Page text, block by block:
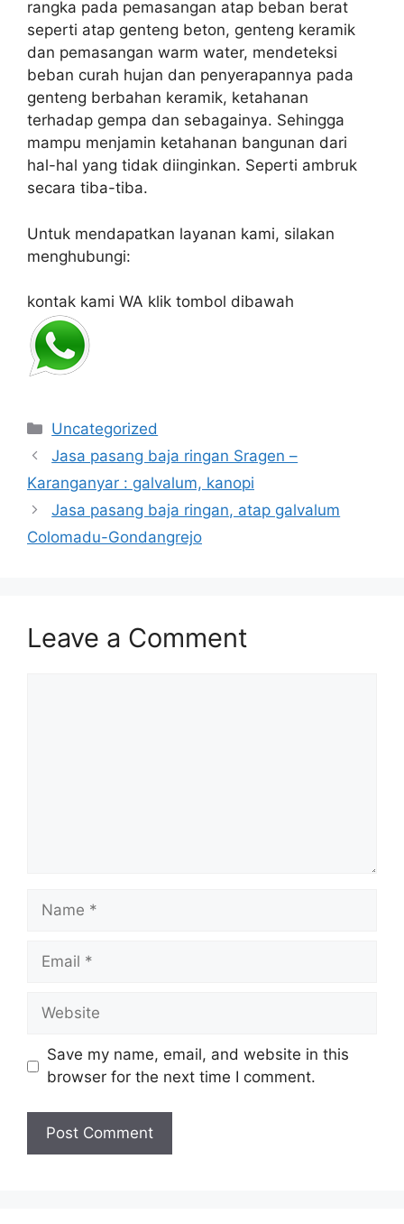
rangka pada pemasangan atap beban berat
seperti atap genteng beton, genteng keramik
dan pemasangan warm water, mendeteksi
beban curah hujan dan penyerapannya pada
genteng berbahan keramik, ketahanan
terhadap gempa dan sebagainya. Sehingga
mampu menjamin ketahanan bangunan dari
hal-hal yang tidak diinginkan. Seperti ambruk
secara tiba-tiba.
Untuk mendapatkan layanan kami, silakan
menghubungi:
kontak kami WA klik tombol dibawah
Categories
Uncategorized
Jasa pasang baja ringan Sragen –
Karanganyar : galvalum, kanopi
Jasa pasang baja ringan, atap galvalum
Colomadu-Gondangrejo
Leave a Comment
Name
Email
Website
Save my name, email, and website in this
browser for the next time I comment.